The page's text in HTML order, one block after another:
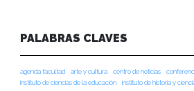
PALABRAS CLAVES
agenda facultad arte y cultura centro de noticias
instituto de ciencias de la educación
instituto de historia y